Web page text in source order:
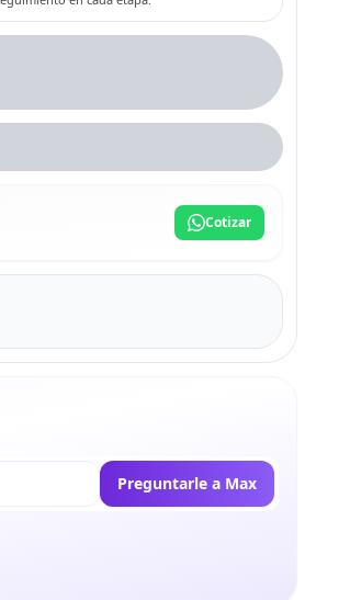
Cotizar
Preguntarle a Max